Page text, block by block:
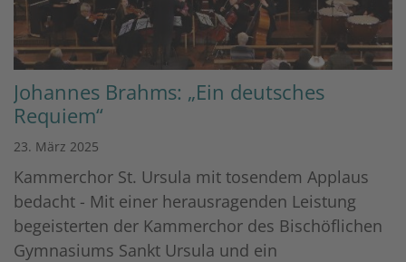
Johannes Brahms: „Ein deutsches
Requiem“
23. März 2025
Kammerchor St. Ursula mit tosendem Applaus
bedacht - Mit einer herausragenden Leistung
begeisterten der Kammerchor des Bischöflichen
Gymnasiums Sankt Ursula und ein